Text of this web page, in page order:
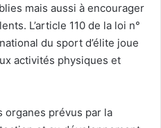
mais aussi à encourager
L’article 110 de la loi n°
du sport d’élite joue
activités physiques et
organes prévus par la